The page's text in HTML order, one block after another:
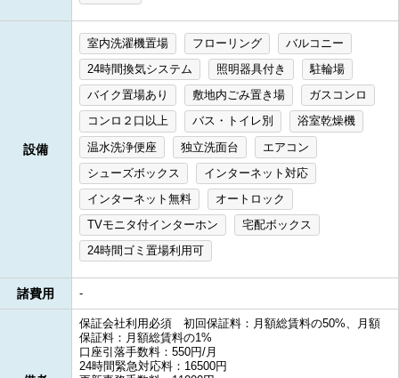
設備
室内洗濯機置場 フローリング
バルコニー
24時間換気システム
照明器具付き
駐輪場
バイク置場あり
敷地内ごみ置き場
ガスコンロ
コンロ２口以上
バス・トイレ別
浴室乾燥機
温水洗浄便座
独立洗面台
エアコン
シューズボックス
インターネット対応
インターネット無料
オートロック
TVモニタ付インターホン
宅配ボックス
24時間ゴミ置場利用可
諸費用 -
保証会社利用必須 初回保証料：月額総賃料の50%、月額
保証料：月額総賃料の1%
口座引落手数料：550円/月
24時間緊急対応料：16500円